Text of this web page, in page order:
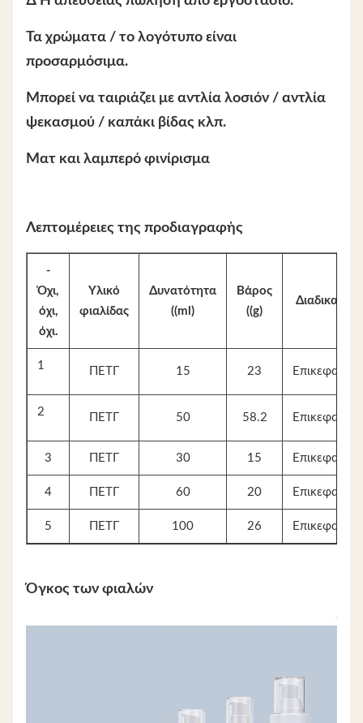
Τα χρώματα / το λογότυπο είναι
προσαρμόσιμα.
Μπορεί να ταιριάζει με αντλία λοσιόν / αντλία
ψεκασμού / καπάκι βίδας κλπ.
Ματ και λαμπερό φινίρισμα
Λεπτομέρειες της προδιαγραφής
-
Όχι,
όχι,
όχι.
Υλικό
φιαλίδας
Δυνατότητα
((ml)
Βάρος
((g)
Διαδικασία
1 ΠΕΤΓ 15 23 Επικεφαλής
2 ΠΕΤΓ 50 58.2 Επικεφαλής
3 ΠΕΤΓ 30 15 Επικεφαλής
4 ΠΕΤΓ 60 20 Επικεφαλής
5 ΠΕΤΓ 100 26 Επικεφαλής
Όγκος των φιαλών